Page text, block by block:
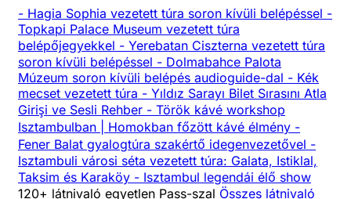
- Hagia Sophia vezetett túra soron kívüli belépéssel -
Topkapi Palace Museum vezetett túra
belépőjegyekkel - Yerebatan Ciszterna vezetett túra
soron kívüli belépéssel - Dolmabahce Palota
Múzeum soron kívüli belépés audioguide-dal - Kék
mecset vezetett túra - Yıldız Sarayı Bilet Sırasını Atla
Girişi ve Sesli Rehber - Török kávé workshop
Isztambulban | Homokban főzött kávé élmény -
Fener Balat gyalogtúra szakértő idegenvezetővel -
Isztambuli városi séta vezetett túra: Galata, Istiklal,
Taksim és Karaköy - Isztambul legendái élő show
120+ látnivaló egyetlen Pass-szal Összes látnivaló